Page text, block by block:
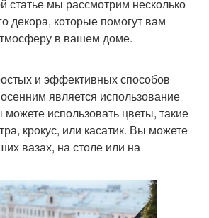
Осенняя композиция
Осенние подушки
статье мы рассмотрим несколько
декора, которые помогут вам
в вашем доме.
и эффективных способов
является использование
использовать цветы, такие
крокус, или касатик. Вы можете
вазах, на столе или на